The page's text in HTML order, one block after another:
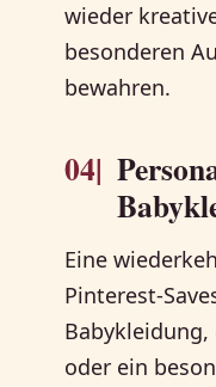
wieder
besonderen
bewahren.
04|
Eine
Pinterest-
oder ein